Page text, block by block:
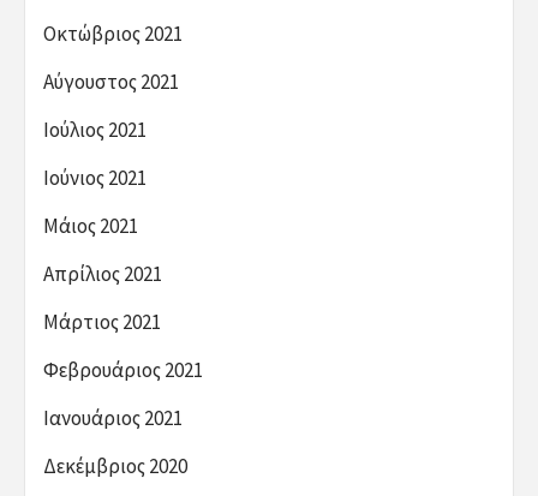
Οκτώβριος 2021
Αύγουστος 2021
Ιούλιος 2021
Ιούνιος 2021
Μάιος 2021
Απρίλιος 2021
Μάρτιος 2021
Φεβρουάριος 2021
Ιανουάριος 2021
Δεκέμβριος 2020